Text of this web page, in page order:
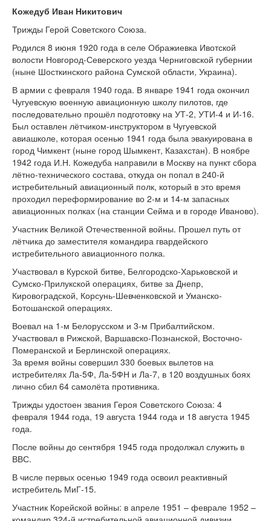
Кожедуб Иван Никитович
Трижды Герой Советского Союза.
Родился 8 июня 1920 года в селе Ображиевка Ивотской
волости Новгород-Северского уезда Черниговской губернии
(ныне Шосткинского района Сумской области, Украина).
В армии с февраля 1940 года. В январе 1941 года окончил
Чугуевскую военную авиационную школу пилотов, где
последовательно прошёл подготовку на УТ-2, УТИ-4 и И-16.
Был оставлен лётчиком-инструктором в Чугуевской
авиашколе, которая осенью 1941 года была эвакуирована в
город Чимкент (ныне город Шымкент, Казахстан). В ноябре
1942 года И.Н. Кожедуба направили в Москву на пункт сбора
лётно-технического состава, откуда он попал в 240-й
истребительный авиационный полк, который в это время
проходил переформирование во 2-м и 14-м запасных
авиационных полках (на станции Сейма и в городе Иваново).
Участник Великой Отечественной войны. Прошел путь от
лётчика до заместителя командира гвардейского
истребительного авиационного полка.
Участвовал в Курской битве, Белгородско-Харьковской и
Сумско-Прилукской операциях, битве за Днепр,
Кировоградской, Корсунь-Шевченковской и Уманско-
Ботошанской операциях.
Воевал на 1-м Белорусском и 3-м Прибалтийском.
Участвовал в Рижской, Варшавско-Познанской, Восточно-
Померанской и Берлинской операциях.
За время войны совершил 330 боевых вылетов на
истребителях Ла-5Ф, Ла-5ФН и Ла-7, в 120 воздушных боях
лично сбил 64 самолёта противника.
Трижды удостоен звания Героя Советского Союза: 4
февраля 1944 года, 19 августа 1944 года и 18 августа 1945
года.
После войны до сентября 1945 года продолжал служить в
ВВС.
В числе первых осенью 1949 года освоил реактивный
истребитель МиГ-15.
Участник Корейской войны: в апреле 1951 – феврале 1952 –